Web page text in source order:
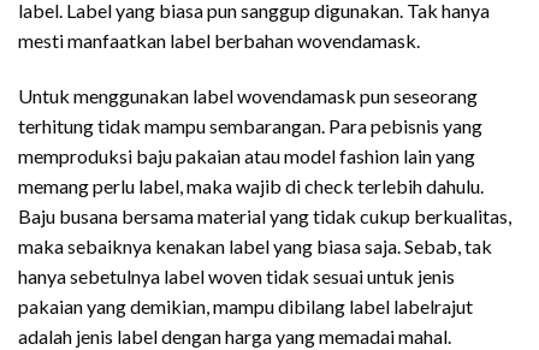
label. Label yang biasa pun sanggup digunakan. Tak hanya
mesti manfaatkan label berbahan wovendamask.
Untuk menggunakan label wovendamask pun seseorang
terhitung tidak mampu sembarangan. Para pebisnis yang
memproduksi baju pakaian atau model fashion lain yang
memang perlu label, maka wajib di check terlebih dahulu.
Baju busana bersama material yang tidak cukup berkualitas,
maka sebaiknya kenakan label yang biasa saja. Sebab, tak
hanya sebetulnya label woven tidak sesuai untuk jenis
pakaian yang demikian, mampu dibilang label labelrajut
adalah jenis label dengan harga yang memadai mahal.